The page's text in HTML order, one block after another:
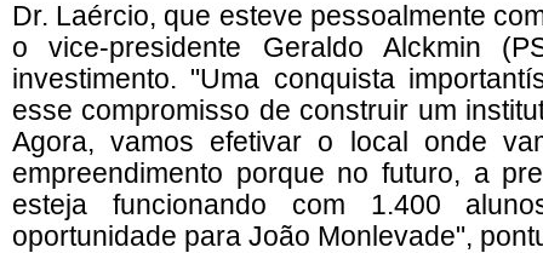
Dr. Laércio, que esteve pessoalmente
o vice-presidente Geraldo Alckmin
investimento. "Uma conquista
esse compromisso de construir um
Agora, vamos efetivar o local onde
empreendimento porque no futuro, a
esteja funcionando com 1.400
oportunidade para João Monlevade",